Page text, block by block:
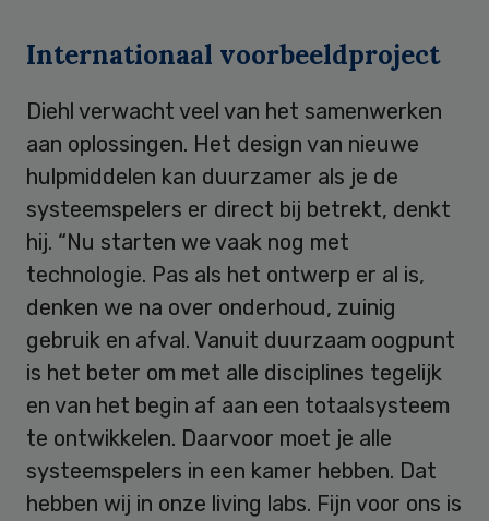
Internationaal voorbeeldproject
Diehl verwacht veel van het samenwerken
aan oplossingen. Het design van nieuwe
hulpmiddelen kan duurzamer als je de
systeemspelers er direct bij betrekt, denkt
hij. “Nu starten we vaak nog met
technologie. Pas als het ontwerp er al is,
denken we na over onderhoud, zuinig
gebruik en afval. Vanuit duurzaam oogpunt
is het beter om met alle disciplines tegelijk
en van het begin af aan een totaalsysteem
te ontwikkelen. Daarvoor moet je alle
systeemspelers in een kamer hebben. Dat
hebben wij in onze living labs. Fijn voor ons is